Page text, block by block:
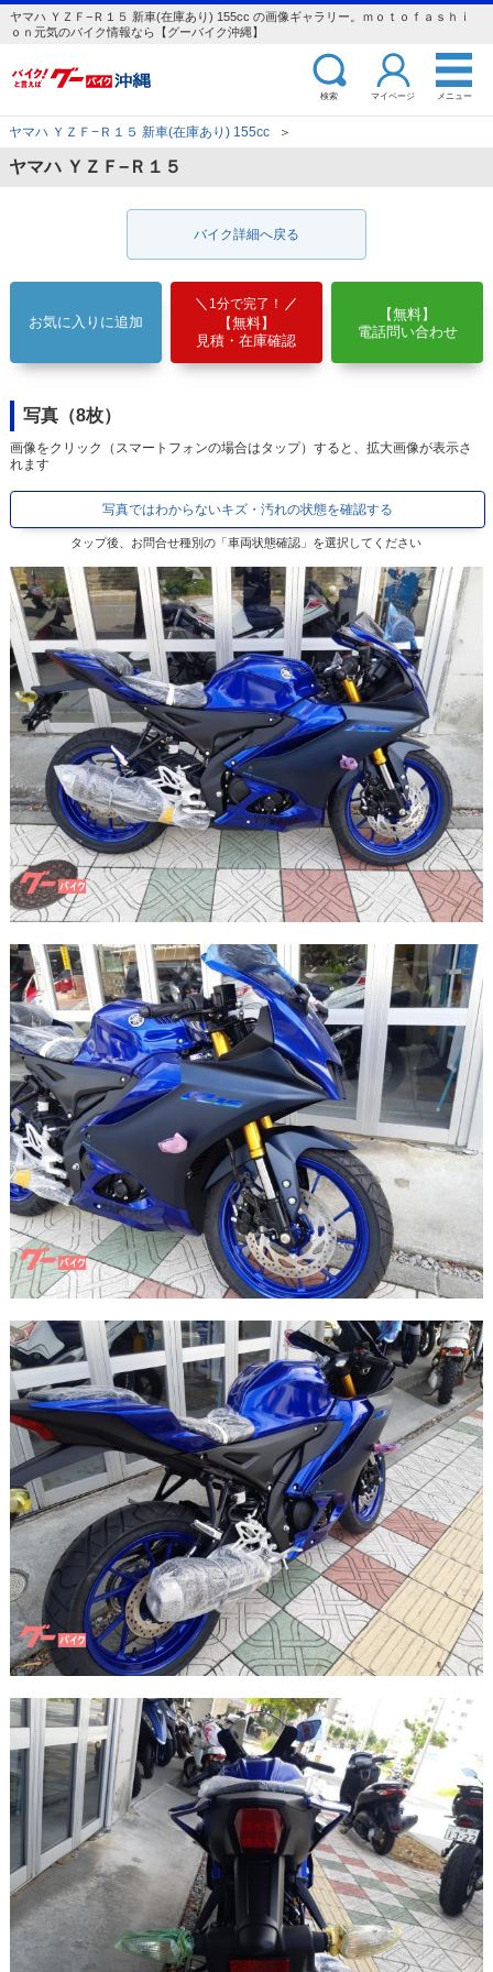
ヤマハ ＹＺＦ−Ｒ１５ 新車(在庫あり) 155cc の画像ギャラリー。ｍｏｔｏｆａｓｈｉ
ｏｎ元気のバイク情報なら【グーバイク沖縄】
検索 マイページ メニュー
ヤマハ ＹＺＦ−Ｒ１５ 新車(在庫あり) 155cc ＞
ヤマハ ＹＺＦ−Ｒ１５
バイク詳細へ戻る
お気に入りに追加
1分で完了！
【無料】
見積・在庫確認
【無料】
電話問い合わせ
写真（8枚）
画像をクリック（スマートフォンの場合はタップ）すると、拡大画像が表示さ
れます
写真ではわからないキズ・汚れの状態を確認する
タップ後、お問合せ種別の「車両状態確認」を選択してください